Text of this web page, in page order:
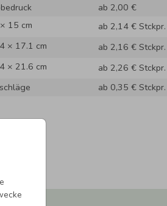
ab 2,00 €
15 cm
ab 2,14 € Stckpr.
× 17.1 cm
ab 2,16 € Stckpr.
× 21.6 cm
ab 2,26 € Stckpr.
ab 0,35 € Stckpr.